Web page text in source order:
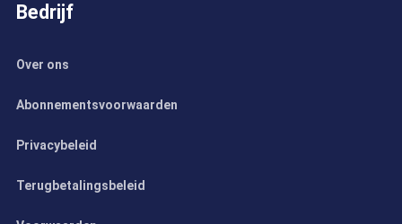
Bedrijf
Over ons
Abonnementsvoorwaarden
Privacybeleid
Terugbetalingsbeleid